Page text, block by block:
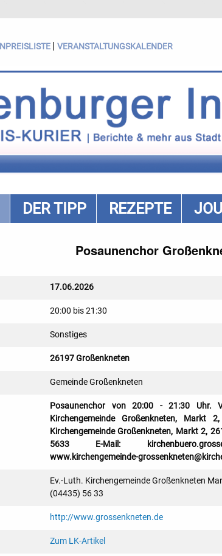
| VERANSTALTUNGSKALENDER
DER TIPP REZEPTE
Posaunenchor
17.06.2026
20:00 bis 21:30
Sonstiges
26197 Großenkneten
Gemeinde Großenkneten
Posaunenchor von 20:00 - 21:30 Uhr.
Kirchengemeinde Großenkneten, Markt
Kirchengemeinde Großenkneten, Markt 2,
5633 E-Mail:
www.kirchengemeinde-
Ev.-Luth. Kirchengemeinde Großenkneten
(04435) 56 33
http://www.grossenkneten.de
Zum LK-Artikel